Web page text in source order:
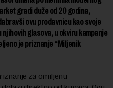
gradi duže od 20 godina,
ovu prodavnicu kao svoje
glasova, u okviru kampanje
je priznanje “Miljenik
za omiljenu